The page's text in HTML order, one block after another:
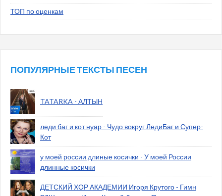
ТОП по оценкам
ПОПУЛЯРНЫЕ ТЕКСТЫ ПЕСЕН
TATARKA - АЛТЫН
леди баг и кот нуар - Чудо вокруг ЛедиБаг и Супер-
Кот
у моей россии длиные косички - У моей России
длинные косички
ДЕТСКИЙ ХОР АКАДЕМИИ Игоря Крутого - Гимн